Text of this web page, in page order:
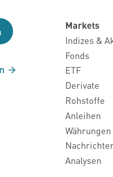
Markets
Indizes &
Fonds
ETF
Derivate
Rohstoffe
Anleihen
Analysen